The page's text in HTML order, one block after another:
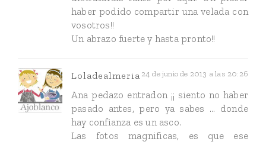
haber podido compartir una velada con
vosotros!!
Un abrazo fuerte y hasta pronto!!
Loladealmeria 24 de junio de 2013 a las 20:26
Ana pedazo entradon ¡¡ siento no haber
pasado antes, pero ya sabes ... donde
hay confianza es un asco.
Las fotos magnificas, es que ese